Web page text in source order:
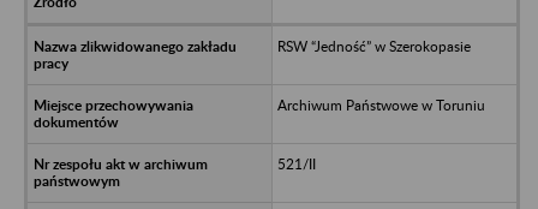
RSW “Jedność” w Szerokopasie
Archiwum Państwowe w Toruniu
521/II